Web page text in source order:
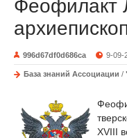
Феофилакт
996d67df0d686ca 9-09-
База знаний Ассоциации /
XVIII